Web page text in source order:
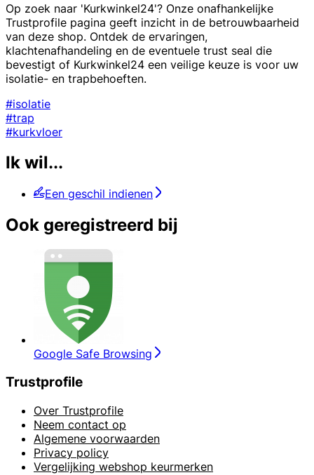
Op zoek naar 'Kurkwinkel24'? Onze onafhankelijke
Trustprofile pagina geeft inzicht in de betrouwbaarheid
van deze shop. Ontdek de ervaringen,
klachtenafhandeling en de eventuele trust seal die
bevestigt of Kurkwinkel24 een veilige keuze is voor uw
isolatie- en trapbehoeften.
#isolatie
#trap
#kurkvloer
Ik wil...
Een geschil indienen
Ook geregistreerd bij
Google Safe Browsing
Trustprofile
Over Trustprofile
Neem contact op
Algemene voorwaarden
Privacy policy
Vergelijking webshop keurmerken